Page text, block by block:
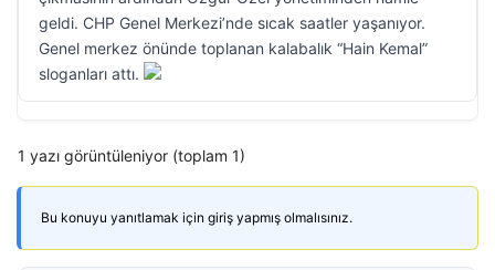
geldi. CHP Genel Merkezi’nde sıcak saatler yaşanıyor.
Genel merkez önünde toplanan kalabalık “Hain Kemal”
sloganları attı.
1 yazı görüntüleniyor (toplam 1)
Bu konuyu yanıtlamak için giriş yapmış olmalısınız.